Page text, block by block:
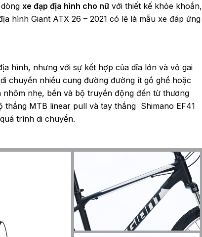
xe đạp địa hình cho nữ với thiết kế khỏe khoắn,
hình Giant ATX 26 – 2021 có lẽ là mẫu xe đáp ứng
hình, nhưng với sự kết hợp của dĩa lớn và vỏ gai
chuyển nhiều cung đường đường ít gồ ghề hoặc
nhẹ, bền và bộ truyền động đến từ thương
thắng MTB linear pull và tay thắng Shimano EF41
trình di chuyển.